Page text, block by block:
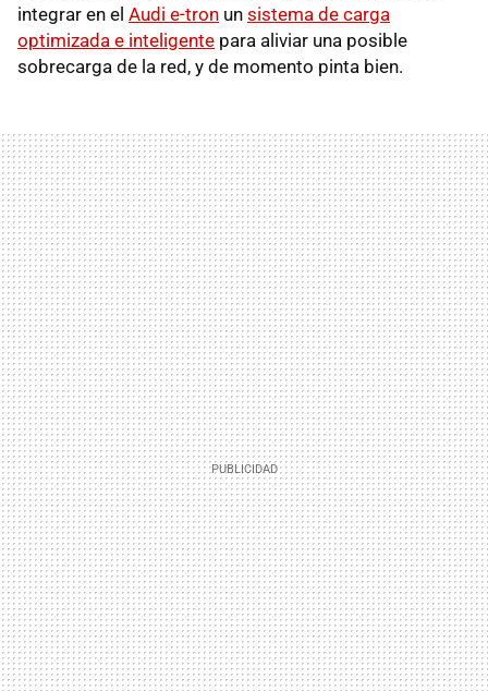
integrar en el Audi e-tron un sistema de carga
optimizada e inteligente para aliviar una posible
sobrecarga de la red, y de momento pinta bien.